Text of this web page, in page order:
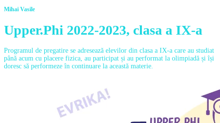
Mihai Vasile
Upper.Phi 2022-2023, clasa a IX-a
Programul de pregatire se adresează elevilor din clasa a IX-a care au studiat
până acum cu placere fizica, au participat și au performat la olimpiadă și își
doresc să performeze în continuare la această materie.